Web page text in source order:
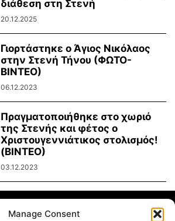
Manage Consent
διάθεση στη Στενή
20.12.2025
Γιορτάστηκε ο Άγιος Νικόλαος
στην Στενή Τήνου (ΦΩΤΟ-
ΒΙΝΤΕΟ)
06.12.2023
Πραγματοποιήθηκε στο χωριό
της Στενής και φέτος ο
Χριστουγεννιάτικος στολισμός!
(ΒΙΝΤΕΟ)
03.12.2023